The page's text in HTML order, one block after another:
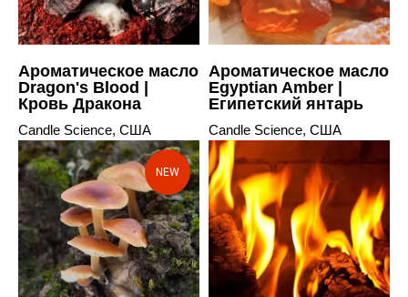
Ароматическое масло
Dragon's Blood |
Кровь Дракона
Candle Science, США
Ароматическое масло
Egyptian Amber |
Египетский янтарь
Candle Science, США
NEW